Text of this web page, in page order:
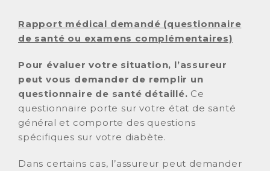
Rapport médical demandé (questionnaire
de santé ou examens complémentaires)
Pour évaluer votre situation, l’assureur
peut vous demander de remplir un
questionnaire de santé détaillé. Ce
questionnaire porte sur votre état de santé
général et comporte des questions
spécifiques sur votre diabète.
Dans certains cas, l’assureur peut demander